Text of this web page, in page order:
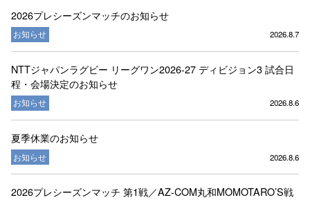
2026プレシーズンマッチのお知らせ
お知らせ 2026.8.7
NTTジャパンラグビー リーグワン2026-27 ディビジョン3 試合日
程・会場決定のお知らせ
お知らせ 2026.8.6
夏季休業のお知らせ
お知らせ 2026.8.6
2026プレシーズンマッチ 第1戦／AZ-COM丸和MOMOTARO’S戦